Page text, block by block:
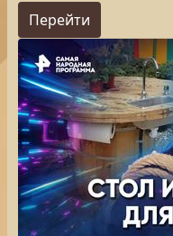
Перейти